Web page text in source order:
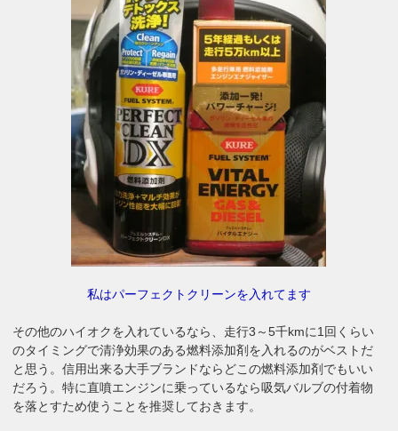
私はパーフェクトクリーンを入れてます
その他のハイオクを入れているなら、走行3～5千kmに1回くらい
のタイミングで清浄効果のある燃料添加剤を入れるのがベストだ
と思う。信用出来る大手ブランドならどこの燃料添加剤でもいい
だろう。特に直噴エンジンに乗っているなら吸気バルブの付着物
を落とすため使うことを推奨しておきます。